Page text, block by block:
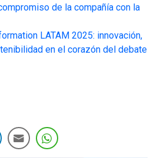
de la compañía con la
LATAM 2025: innovación,
en el corazón del debate